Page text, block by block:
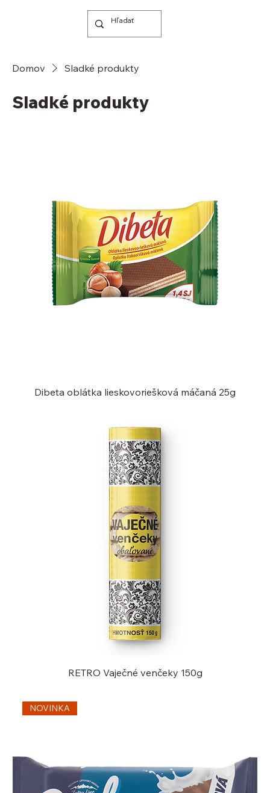
Domov Sladké produkty
Sladké produkty
Dibeta oblátka lieskovoriešková máčaná 25g
RETRO Vaječné venčeky 150g
NOVINKA